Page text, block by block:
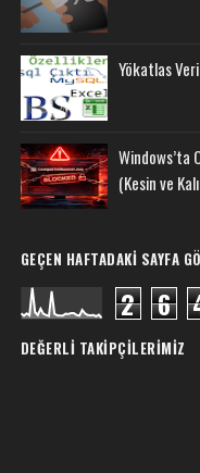
Yökatlas
Windows’ta
(Kesin ve
GEÇEN HAFTADAKI SAYFA
2 6
DEĞERLI TAKIPÇILERIMIZ